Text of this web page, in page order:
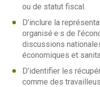
ou de statut fiscal.
D’inclure la
organisé·e·s de
discussions
économiques et
D’identifier les
comme des